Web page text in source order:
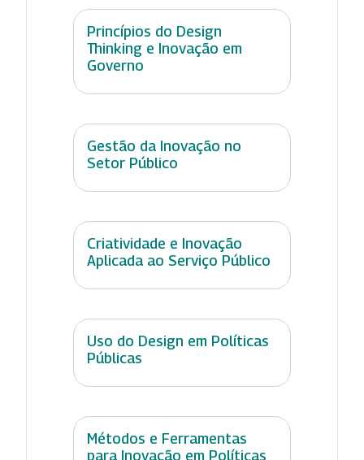
Princípios do Design
Thinking e Inovação em
Governo
Gestão da Inovação no
Setor Público
Criatividade e Inovação
Aplicada ao Serviço Público
Uso do Design em Políticas
Públicas
Métodos e Ferramentas
para Inovação em Políticas